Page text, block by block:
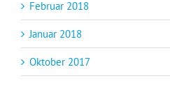
Februar 2018
Januar 2018
Oktober 2017